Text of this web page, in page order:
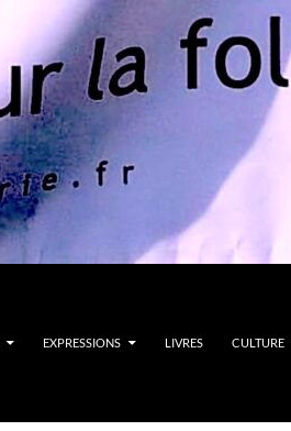
EXPRESSIONS LIVRES CULTURE